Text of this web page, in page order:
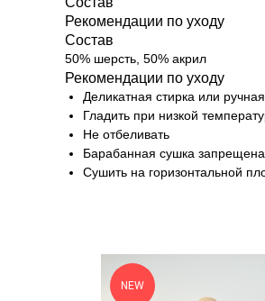
Рекомендации по уходу
Состав
50% шерсть, 50% акрил
Рекомендации по уходу
Деликатная стирка или
Гладить при низкой
Не отбеливать
Барабанная сушка запрещена
Сушить на горизонтальной
NEW